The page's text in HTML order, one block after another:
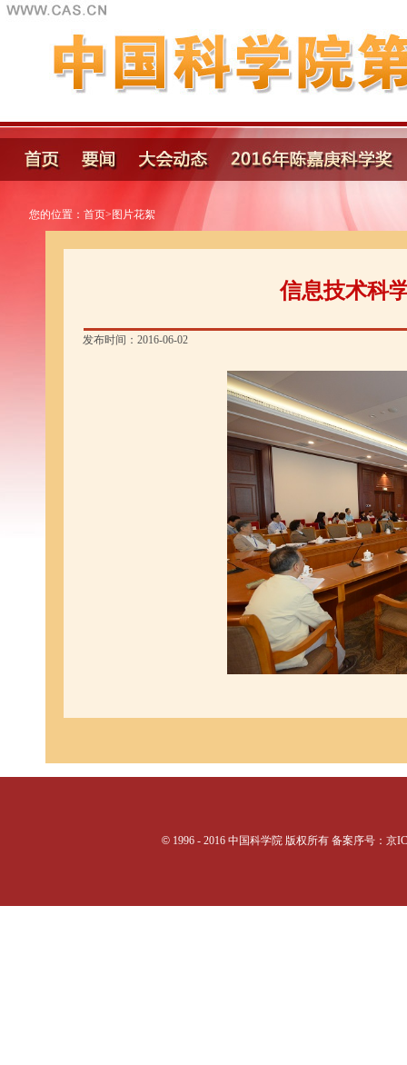
您的位置： 首页> 图片花絮
信息技术科
发布时间：2016-06-02
© 1996 - 2016 中国科学院 版权所有 备案序号：京